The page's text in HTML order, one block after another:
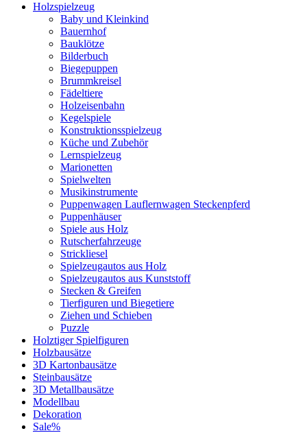
Holzspielzeug
Baby und Kleinkind
Bauernhof
Bauklötze
Bilderbuch
Biegepuppen
Brummkreisel
Fädeltiere
Holzeisenbahn
Kegelspiele
Konstruktionsspielzeug
Küche und Zubehör
Lernspielzeug
Marionetten
Spielwelten
Musikinstrumente
Puppenwagen Lauflernwagen Steckenpferd
Puppenhäuser
Spiele aus Holz
Rutscherfahrzeuge
Strickliesel
Spielzeugautos aus Holz
Spielzeugautos aus Kunststoff
Stecken & Greifen
Tierfiguren und Biegetiere
Ziehen und Schieben
Puzzle
Holztiger Spielfiguren
Holzbausätze
3D Kartonbausätze
Steinbausätze
3D Metallbausätze
Modellbau
Dekoration
Sale%